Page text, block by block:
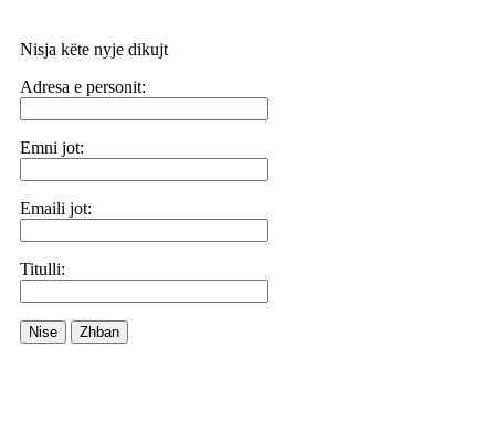
Nisja këte nyje dikujt
Adresa e personit:
Emni jot:
Emaili jot:
Titulli:
Nise Zhban